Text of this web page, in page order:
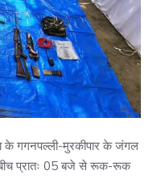
के गगनपल्ली-मुरकीपार के जंगल
बीच प्रातः 05 बजे से रूक-रूक